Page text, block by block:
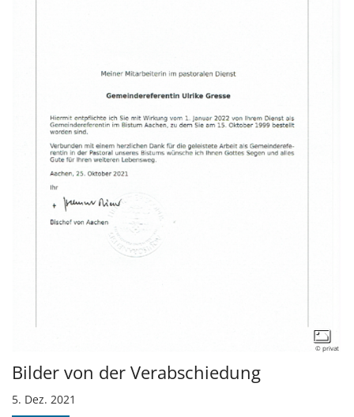
© privat
Bilder von der Verabschiedung
5. Dez. 2021